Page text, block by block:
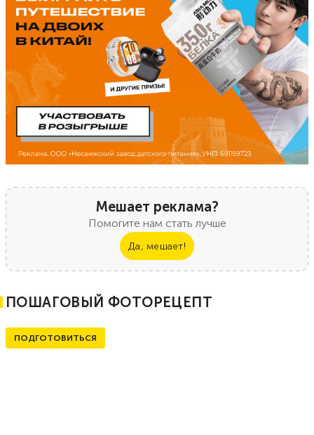
Мешает реклама?
Помогите нам стать лучше
Да, мешает!
ПОШАГОВЫЙ ФОТОРЕЦЕПТ
ПОДГОТОВИТЬСЯ